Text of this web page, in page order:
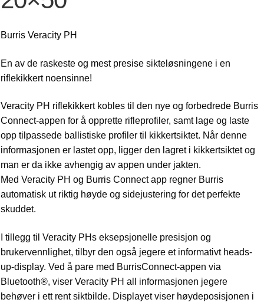
Burris Veracity PH
En av de raskeste og mest presise sikteløsningene i en
riflekikkert noensinne!
Veracity PH riflekikkert kobles til den nye og forbedrede Burris
Connect-appen for å opprette rifleprofiler, samt lage og laste
opp tilpassede ballistiske profiler til kikkertsiktet. Når denne
informasjonen er lastet opp, ligger den lagret i kikkertsiktet og
man er da ikke avhengig av appen under jakten.
Med Veracity PH og Burris Connect app regner Burris
automatisk ut riktig høyde og sidejustering for det perfekte
skuddet.
I tillegg til Veracity PHs eksepsjonelle presisjon og
brukervennlighet, tilbyr den også jegere et informativt heads-
up-display. Ved å pare med BurrisConnect-appen via
Bluetooth®, viser Veracity PH all informasjonen jegere
behøver i ett rent siktbilde. Displayet viser høydeposisjonen i